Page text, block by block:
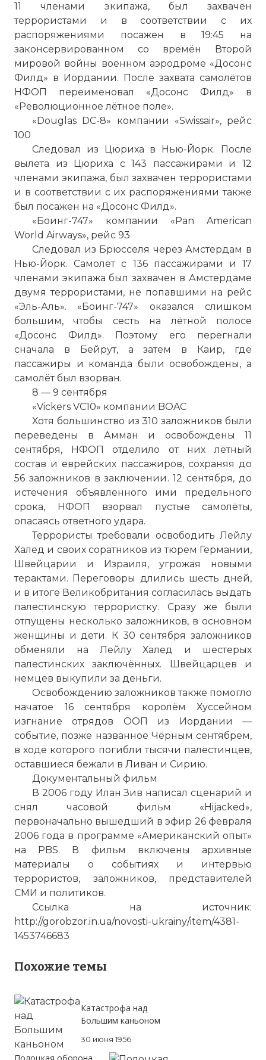
11 членами экипажа, был захвачен
террористами и в соответствии с их
распоряжениями посажен в 19:45 на
законсервированном со времён Второй
мировой войны военном аэродроме «Досонс
Филд» в Иордании. После захвата самолётов
НФОП переименовал «Досонс Филд» в
«Революционное лётное поле».
«Douglas DC-8» компании «Swissair», рейс
100
Следовал из Цюриха в Нью-Йорк. После
вылета из Цюриха с 143 пассажирами и 12
членами экипажа, был захвачен террористами
и в соответствии с их распоряжениями также
был посажен на «Досонс Филд».
«Боинг-747» компании «Pan American
World Airways», рейс 93
Следовал из Брюсселя через Амстердам в
Нью-Йорк. Самолёт с 136 пассажирами и 17
членами экипажа был захвачен в Амстердаме
двумя террористами, не попавшими на рейс
«Эль-Аль». «Боинг-747» оказался слишком
большим, чтобы сесть на лётной полосе
«Досонс Филд». Поэтому его перегнали
сначала в Бейрут, а затем в Каир, где
пассажиры и команда были освобождены, а
самолёт был взорван.
8 — 9 сентября
«Vickers VC10» компании BOAC
Хотя большинство из 310 заложников были
переведены в Амман и освобождены 11
сентября, НФОП отделило от них лётный
состав и еврейских пассажиров, сохраняя до
56 заложников в заключении. 12 сентября, до
истечения объявленного ими предельного
срока, НФОП взорвал пустые самолёты,
опасаясь ответного удара.
Террористы требовали освободить Лейлу
Халед и своих соратников из тюрем Германии,
Швейцарии и Израиля, угрожая новыми
терактами. Переговоры длились шесть дней,
и в итоге Великобритания согласилась выдать
палестинскую террористку. Сразу же были
отпущены несколько заложников, в основном
женщины и дети. К 30 сентября заложников
обменяли на Лейлу Халед и шестерых
палестинских заключённых. Швейцарцев и
немцев выкупили за деньги.
Освобождению заложников также помогло
начатое 16 сентября королём Хуссейном
изгнание отрядов ООП из Иордании —
событие, позже названное Чёрным сентябрем,
в ходе которого погибли тысячи палестинцев,
оставшиеся бежали в Ливан и Сирию.
Документальный фильм
В 2006 году Илан Зив написал сценарий и
снял часовой фильм «Hijacked»,
первоначально вышедший в эфир 26 февраля
2006 года в программе «Американский опыт»
на PBS. В фильм включены архивные
материалы о событиях и интервью
террористов, заложников, представителей
СМИ и политиков.
Ссылка на источник:
http://gorobzor.in.ua/novosti-ukrainy/item/4381-
1453746683
Похожие темы
Катастрофа над
Большим каньоном
30 июня 1956
☓
НФОП взорвал пустые самолёты,
опасаясь ответного удара
Фото статьи: